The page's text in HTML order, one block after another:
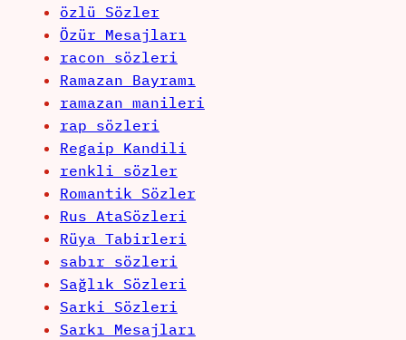
özlü Sözler
Özür Mesajları
racon sözleri
Ramazan Bayramı
ramazan manileri
rap sözleri
Regaip Kandili
renkli sözler
Romantik Sözler
Rus AtaSözleri
Rüya Tabirleri
sabır sözleri
Sağlık Sözleri
Sarki Sözleri
Sarkı Mesajları